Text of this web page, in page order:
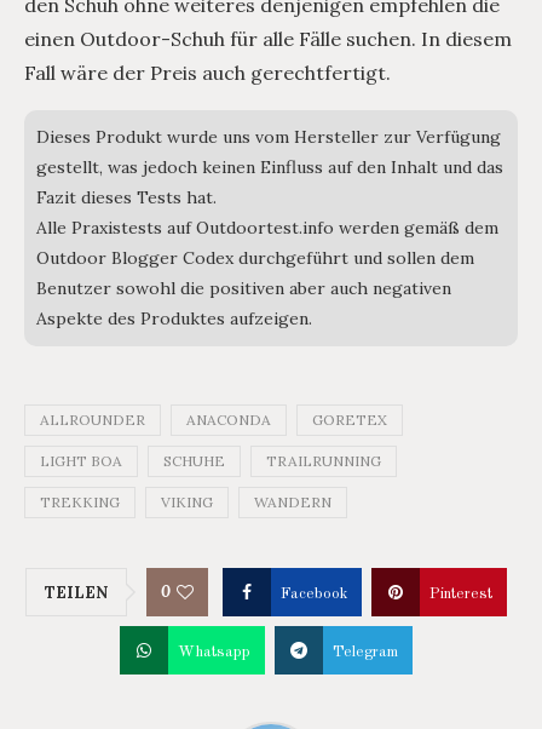
einen Outdoor-Schuh für alle Fälle suchen. In diesem
Fall wäre der Preis auch gerechtfertigt.
Dieses Produkt wurde uns vom Hersteller zur Verfügung
gestellt, was jedoch keinen Einfluss auf den Inhalt und das
Fazit dieses Tests hat.
Alle Praxistests auf Outdoortest.info werden gemäß dem
Outdoor Blogger Codex durchgeführt und sollen dem
Benutzer sowohl die positiven aber auch negativen
Aspekte des Produktes aufzeigen.
ALLROUNDER ANACONDA GORETEX
LIGHT BOA SCHUHE TRAILRUNNING
TREKKING VIKING WANDERN
TEILEN 0 Facebook Pinterest
Whatsapp Telegram